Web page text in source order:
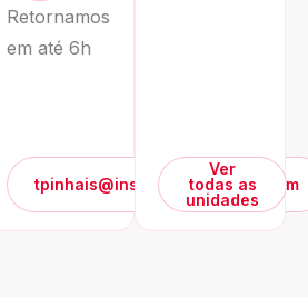
Retornamos
em até 6h
tpinhais@institutodosoculos.com
Ver
todas as
unidades